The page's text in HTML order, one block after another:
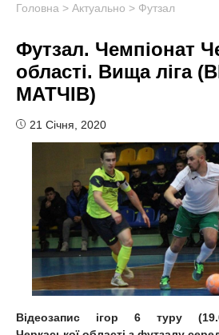
Головна > Актуально > Футзал
Футзал. Чемпіонат
області. Вища ліга
МАТЧІВ)
21 Січня, 2020
Відеозапис ігор 6 туру